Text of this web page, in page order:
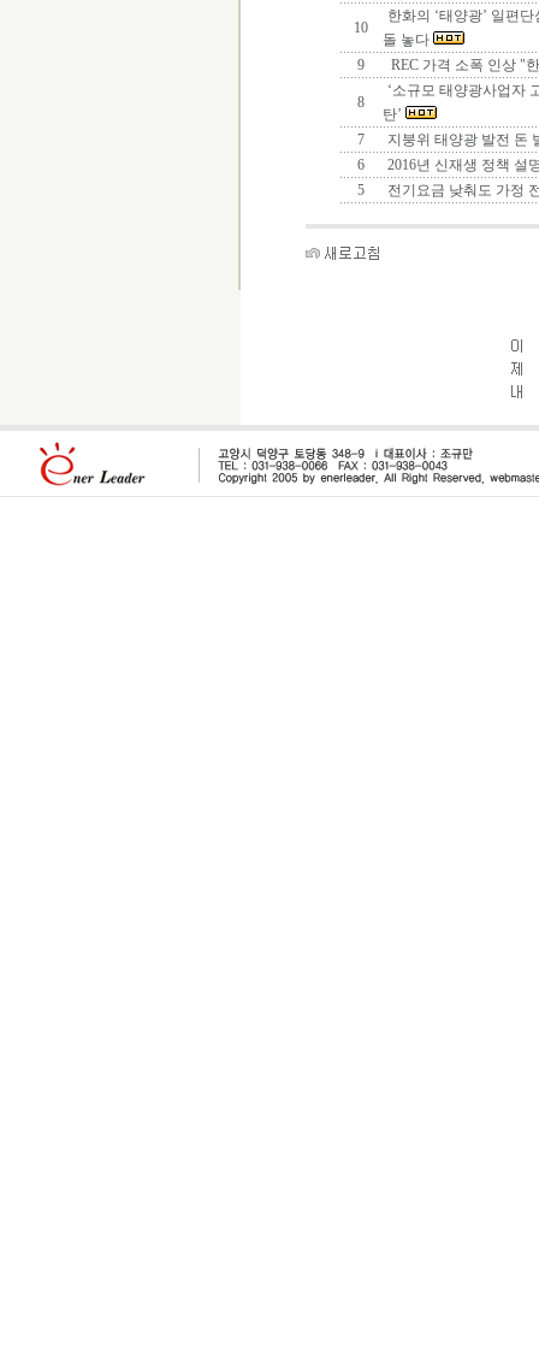
10
한화의 ‘태양광’ 일편
돌 놓다
9
REC 가격 소폭 인상 "
8
‘소규모 태양광사업자
탄’
7
지붕위 태양광 발전 돈
6
2016년 신재생 정책 설
5
전기요금 낮춰도 가정